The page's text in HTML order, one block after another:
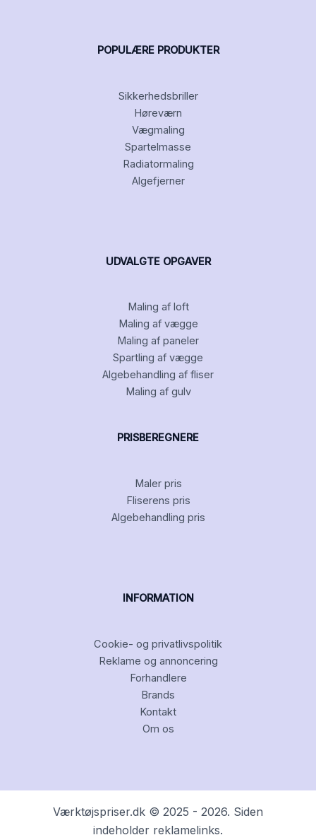
POPULÆRE PRODUKTER
Sikkerhedsbriller
Høreværn
Vægmaling
Spartelmasse
Radiatormaling
Algefjerner
UDVALGTE OPGAVER
Maling af loft
Maling af vægge
Maling af paneler
Spartling af vægge
Algebehandling af fliser
Maling af gulv
PRISBEREGNERE
Maler pris
Fliserens pris
Algebehandling pris
INFORMATION
Cookie- og privatlivspolitik
Reklame og annoncering
Forhandlere
Brands
Kontakt
Om os
Værktøjspriser.dk © 2025 - 2026. Siden
indeholder reklamelinks.